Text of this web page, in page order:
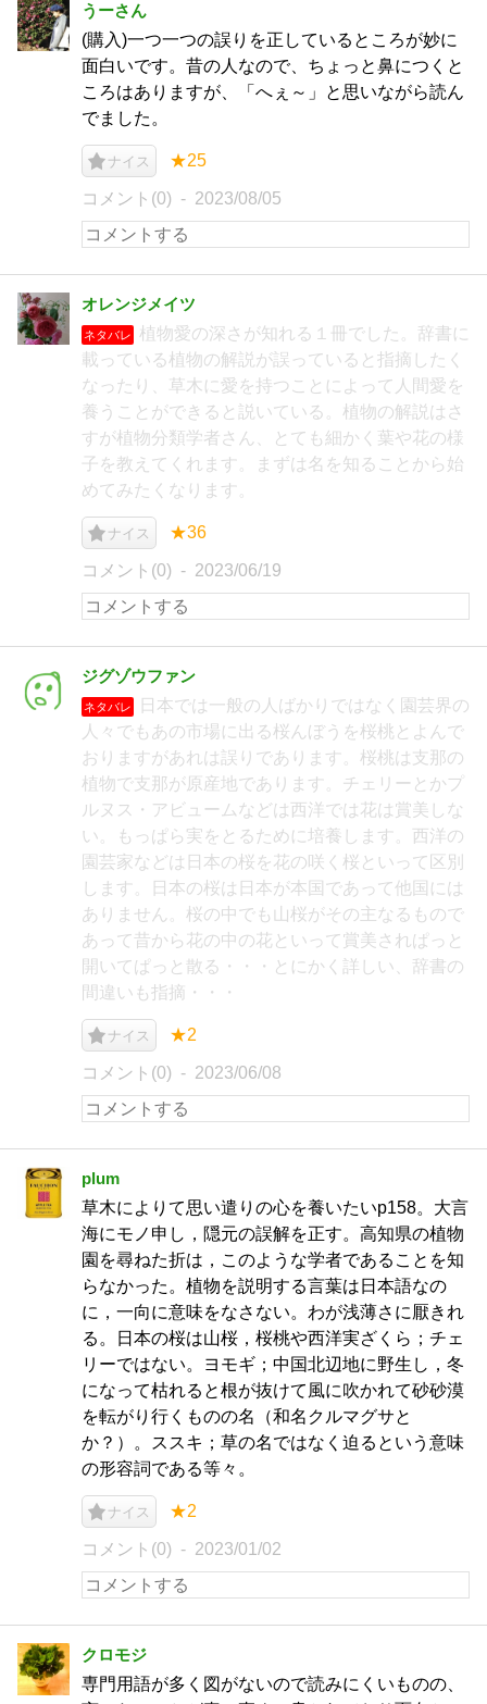
うーさん
(購入)一つ一つの誤りを正しているところが妙に
面白いです。昔の人なので、ちょっと鼻につくと
ころはありますが、「へぇ～」と思いながら読ん
でました。
ナイス ★25
コメント(0) 2023/08/05
オレンジメイツ
ネタバレ
植物愛の深さが知れる１冊でした。辞書に
載っている植物の解説が誤っていると指摘したく
なったり、草木に愛を持つことによって人間愛を
養うことができると説いている。植物の解説はさ
すが植物分類学者さん、とても細かく葉や花の様
子を教えてくれます。まずは名を知ることから始
めてみたくなります。
ナイス ★36
コメント(0) 2023/06/19
ジグゾウファン
ネタバレ
日本では一般の人ばかりではなく園芸界の
人々でもあの市場に出る桜んぼうを桜桃とよんで
おりますがあれは誤りであります。桜桃は支那の
植物で支那が原産地であります。チェリーとかプ
ルヌス・アビュームなどは西洋では花は賞美しな
い。もっぱら実をとるために培養します。西洋の
園芸家などは日本の桜を花の咲く桜といって区別
します。日本の桜は日本が本国であって他国には
ありません。桜の中でも山桜がその主なるもので
あって昔から花の中の花といって賞美されぱっと
開いてぱっと散る・・・とにかく詳しい、辞書の
間違いも指摘・・・
ナイス ★2
コメント(0) 2023/06/08
plum
草木によりて思い遣りの心を養いたいp158。大言
海にモノ申し，隠元の誤解を正す。高知県の植物
園を尋ねた折は，このような学者であることを知
らなかった。植物を説明する言葉は日本語なの
に，一向に意味をなさない。わが浅薄さに厭きれ
る。日本の桜は山桜，桜桃や西洋実ざくら；チェ
リーではない。ヨモギ；中国北辺地に野生し，冬
になって枯れると根が抜けて風に吹かれて砂砂漠
を転がり行くものの名（和名クルマグサと
か？）。ススキ；草の名ではなく迫るという意味
の形容詞である等々。
ナイス ★2
コメント(0) 2023/01/02
クロモジ
専門用語が多く図がないので読みにくいものの、